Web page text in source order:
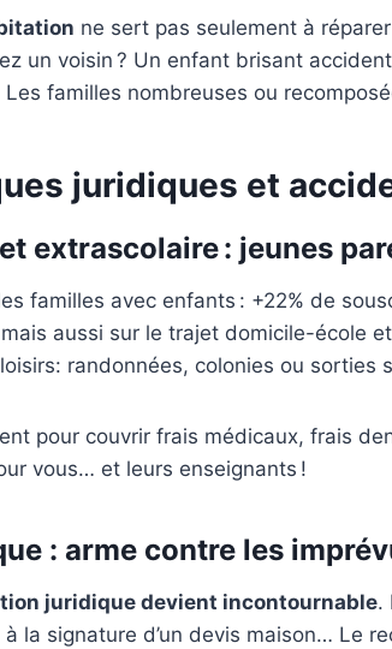
ne sert pas seulement à
un voisin ? Un enfant brisant
familles nombreuses ou
juridiques et
extrascolaire : jeunes
familles avec enfants : +22% de
aussi sur le trajet domicile-école
randonnées, colonies ou sorties
pour couvrir frais médicaux, frais
vous… et leurs enseignants !
: arme contre les
juridique devient incontournable.
la signature d’un devis maison… Le